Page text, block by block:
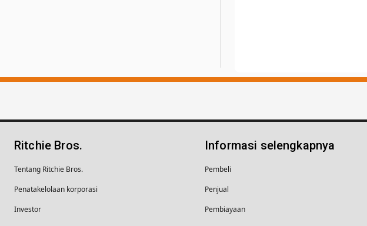
Ritchie Bros.
Tentang Ritchie Bros.
Penatakelolaan korporasi
Investor
Informasi selengkapnya
Pembeli
Penjual
Pembiayaan